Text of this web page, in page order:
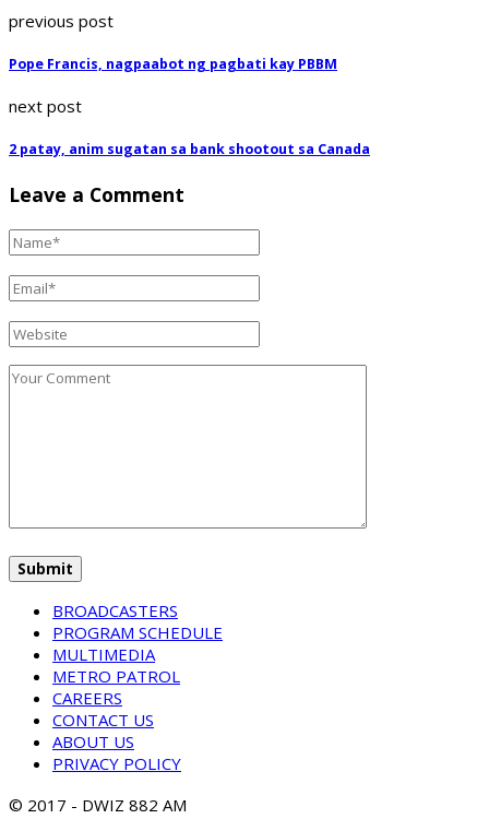
previous post
Pope Francis, nagpaabot ng pagbati kay PBBM
next post
2 patay, anim sugatan sa bank shootout sa Canada
Leave a Comment
BROADCASTERS
PROGRAM SCHEDULE
MULTIMEDIA
METRO PATROL
CAREERS
CONTACT US
ABOUT US
PRIVACY POLICY
© 2017 - DWIZ 882 AM